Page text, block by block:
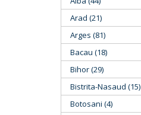
Arad (21)
Arges (81)
Bacau (18)
Bihor (29)
Bistrita-Nasaud (15)
Botosani (4)